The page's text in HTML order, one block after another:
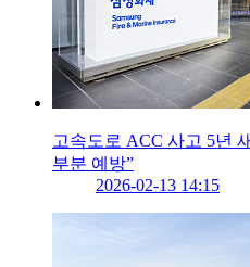
고속도로 ACC 사고 5년
부분 예방”
2026-02-13 14:15